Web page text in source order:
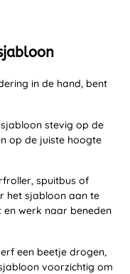
in de hand, bent
stevig op de
op de juiste hoogte
spuitbus of
het sjabloon aan te
en werk naar beneden
een beetje drogen,
voorzichtig om